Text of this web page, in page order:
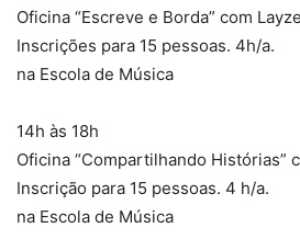
Oficina “Escreve e Borda” com
Inscrições para 15 pessoas. 4h/a.
na Escola de Música
14h às 18h
Oficina “Compartilhando Histórias”
Inscrição para 15 pessoas. 4 h/a.
na Escola de Música